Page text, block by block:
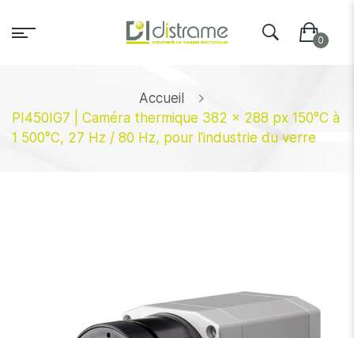
Accueil
PI450IG7 | Caméra thermique 382 x 288 px 150°C à
1 500°C, 27 Hz / 80 Hz, pour l'industrie du verre